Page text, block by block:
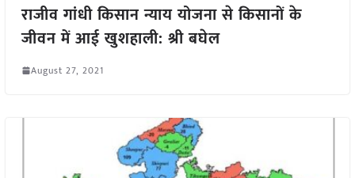
राजीव गांधी किसान न्याय योजना से किसानों के
जीवन में आई खुशहाली: श्री बघेल
August 27, 2021